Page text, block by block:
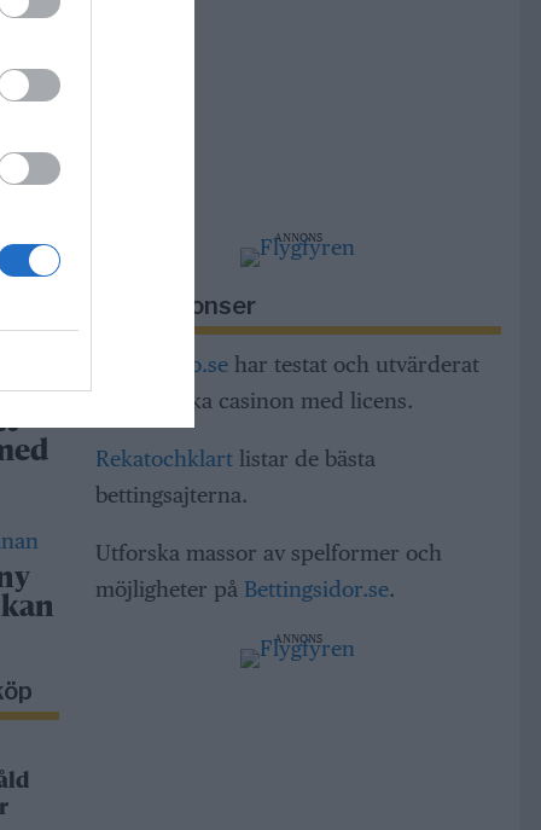
och
ANNONS
Riksannonser
Casinorino.sehar testat och utvärderat
alla svenska casinon med licens.
Rekatochklartlistar de bästa
bettingsajterna.
Utforska massor av spelformer och
möjligheter på Bettingsidor.se.
ANNONS